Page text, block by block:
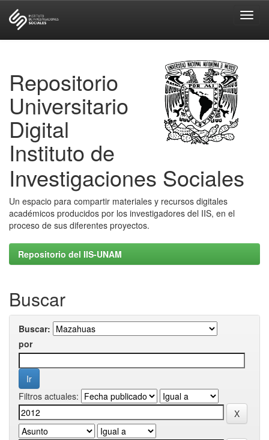
Repositorio
Universitario
Digital
Instituto de
Investigaciones Sociales
Un espacio para compartir materiales y recursos digitales
académicos producidos por los investigadores del IIS, en el
proceso de sus diferentes proyectos.
Repositorio del IIS-UNAM
Buscar
Buscar:
por
Filtros actuales: